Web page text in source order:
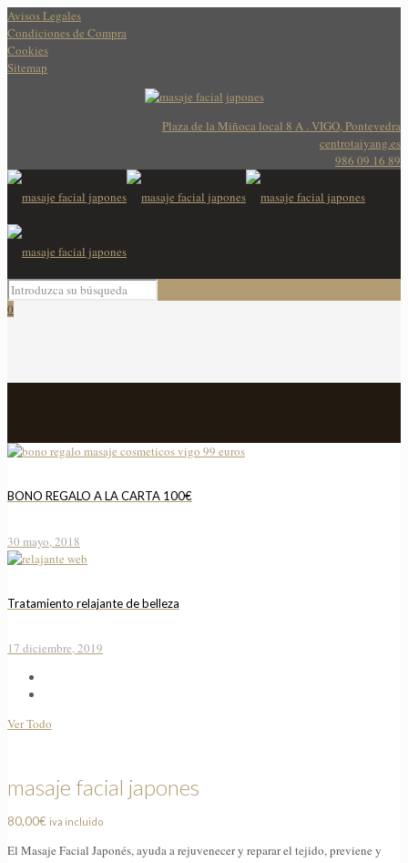
Avisos Legales
Condiciones de Compra
Cookies
Sitemap
Plaza de la Miñoca local 8 A . VIGO, Pontevedra
centrotaiyang.es
986 09 16 89
0
Tienda
BONO REGALO A LA CARTA 100€
30 mayo, 2018
Tratamiento relajante de belleza
17 diciembre, 2019
Ver Todo
masaje facial japones
80,00€ iva incluido
El Masaje Facial Japonés, ayuda a rejuvenecer y reparar el tejido, previene y